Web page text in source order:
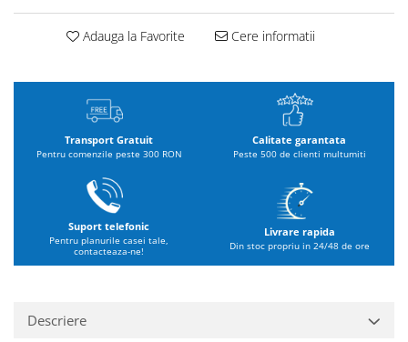
Adauga la Favorite Cere informatii
Transport Gratuit
Pentru comenzile peste 300 RON
Calitate garantata
Peste 500 de clienti multumiti
Suport telefonic
Pentru planurile casei tale,
contacteaza-ne!
Livrare rapida
Din stoc propriu in 24/48 de ore
Descriere